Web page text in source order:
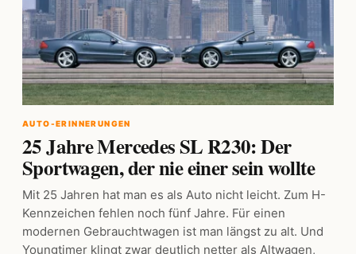
AUTO-ERINNERUNGEN
25 Jahre Mercedes SL R230: Der
Sportwagen, der nie einer sein wollte
Mit 25 Jahren hat man es als Auto nicht leicht. Zum H-
Kennzeichen fehlen noch fünf Jahre. Für einen
modernen Gebrauchtwagen ist man längst zu alt. Und
Youngtimer klingt zwar deutlich netter als Altwagen,